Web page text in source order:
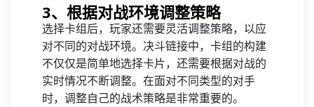
3、根据对战环境调整策略
选择卡组后，玩家还需要灵活调整策略，以应
对不同的对战环境。决斗链接中，卡组的构建
不仅仅是简单地选择卡片，还需要根据对战的
实时情况不断调整。在面对不同类型的对手
时，调整自己的战术策略是非常重要的。